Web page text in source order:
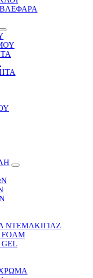
ΝΤΕΜΑΚΙΓΙΑΖ